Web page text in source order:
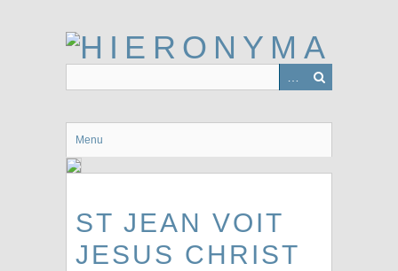
Menu
ST JEAN VOIT
JESUS CHRIST